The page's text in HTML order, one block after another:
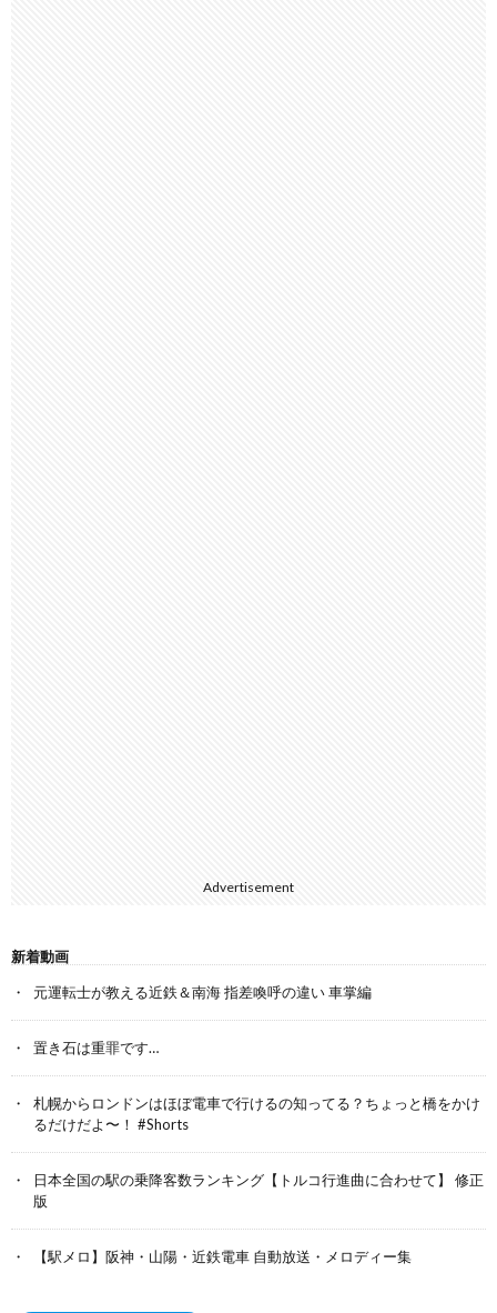
Advertisement
新着動画
元運転士が教える近鉄＆南海 指差喚呼の違い 車掌編
置き石は重罪です…
札幌からロンドンはほぼ電車で行けるの知ってる？ちょっと橋をかけ
るだけだよ〜！ #Shorts
日本全国の駅の乗降客数ランキング【トルコ行進曲に合わせて】 修正
版
【駅メロ】阪神・山陽・近鉄電車 自動放送・メロディー集